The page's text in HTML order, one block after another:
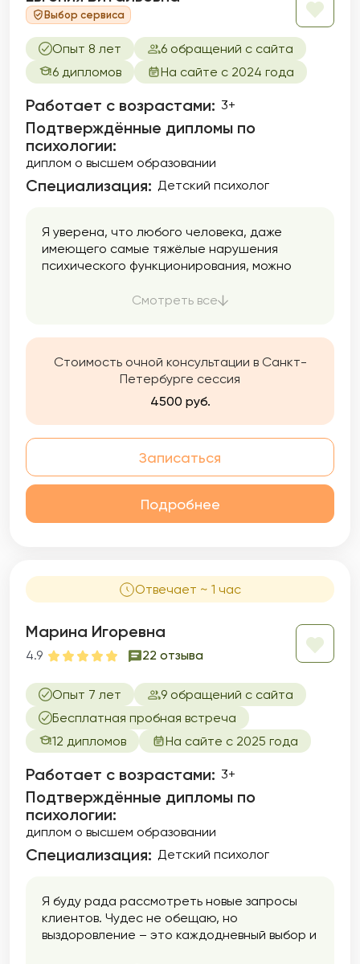
Выбор сервиса
Опыт 8 лет
6 обращений с сайта
6 дипломов
На сайте с 2024 года
Работает с возрастами: 3+
Подтверждённые дипломы по
психологии:
диплом о высшем образовании
Специализация: Детский психолог
Я уверена, что любого человека, даже
имеющего самые тяжёлые нарушения
психического функционирования, можно
особенностей и возможностей.
Смотреть все
Стоимость очной консультации в Санкт-
Петербурге сессия
4500 руб.
Записаться
Подробнее
Отвечает ~ 1 час
Марина Игоревна
4.9 22 отзыва
Опыт 7 лет
9 обращений с сайта
Бесплатная пробная встреча
12 дипломов
На сайте с 2025 года
Работает с возрастами: 3+
Подтверждённые дипломы по
психологии:
диплом о высшем образовании
Специализация: Детский психолог
Я буду рада рассмотреть новые запросы
клиентов. Чудес не обещаю, но
выздоровление – это каждодневный выбор и